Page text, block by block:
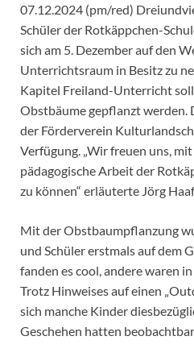
07.12.2024 (pm/red)
Schüler der Rotkäppchen-
sich am 5. Dezember auf den
Unterrichtsraum in Besitz zu
Kapitel Freiland-Unterricht
Obstbäume gepflanzt werden.
der Förderverein
Verfügung. „Wir freuen uns,
pädagogische Arbeit der
zu können“ erläuterte Jörg
Mit der Obstbaumpflanzung
und Schüler erstmals auf dem
fanden es cool, andere waren
Trotz Hinweises auf einen
sich manche Kinder
Geschehen hatten